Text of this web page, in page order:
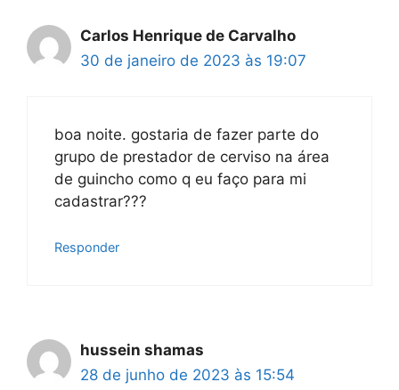
Carlos Henrique de Carvalho
30 de janeiro de 2023 às 19:07
boa noite. gostaria de fazer parte do
grupo de prestador de cerviso na área
de guincho como q eu faço para mi
cadastrar???
Responder
hussein shamas
28 de junho de 2023 às 15:54